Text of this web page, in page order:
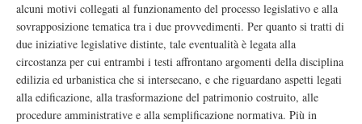
alcuni motivi collegati al funzionamento del processo legislativo e alla
sovrapposizione tematica tra i due provvedimenti. Per quanto si tratti di
due iniziative legislative distinte, tale eventualità è legata alla
circostanza per cui entrambi i testi affrontano argomenti della disciplina
edilizia ed urbanistica che si intersecano, e che riguardano aspetti legati
alla edificazione, alla trasformazione del patrimonio costruito, alle
procedure amministrative e alla semplificazione normativa. Più in